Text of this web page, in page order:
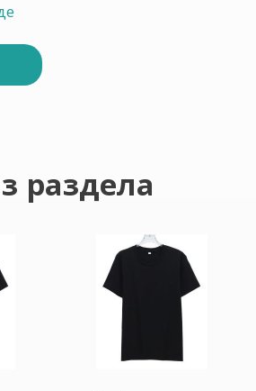
раздела